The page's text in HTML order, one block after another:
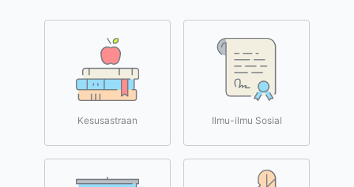
Kesusastraan Ilmu-ilmu Sosial